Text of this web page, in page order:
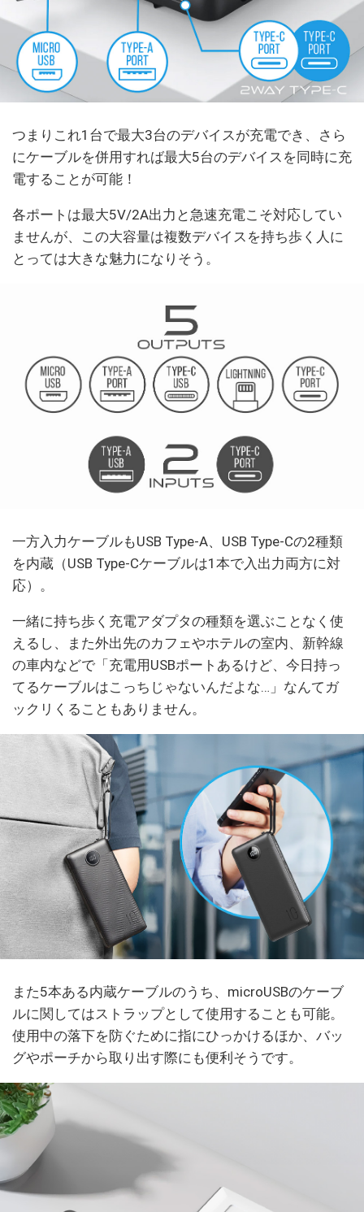
つまりこれ1台で最大3台のデバイスが充電でき、さら
にケーブルを併用すれば最大5台のデバイスを同時に充
電することが可能！
各ポートは最大5V/2A出力と急速充電こそ対応してい
ませんが、この大容量は複数デバイスを持ち歩く人に
とっては大きな魅力になりそう。
一方入力ケーブルもUSB Type-A、USB Type-Cの2種類
を内蔵（USB Type-Cケーブルは1本で入出力両方に対
応）。
一緒に持ち歩く充電アダプタの種類を選ぶことなく使
えるし、また外出先のカフェやホテルの室内、新幹線
の車内などで「充電用USBポートあるけど、今日持っ
てるケーブルはこっちじゃないんだよな…」なんてガ
ックリくることもありません。
また5本ある内蔵ケーブルのうち、microUSBのケーブ
ルに関してはストラップとして使用することも可能。
使用中の落下を防ぐために指にひっかけるほか、バッ
グやポーチから取り出す際にも便利そうです。